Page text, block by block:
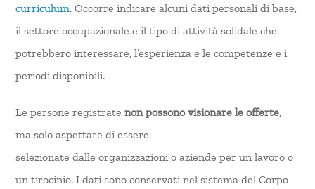
curriculum. Occorre indicare alcuni dati personali di base,
il settore occupazionale e il tipo di attività solidale che
potrebbero interessare, l’esperienza e le competenze e i
periodi disponibili.
Le persone registratenon possono visionare le offerte,
ma solo aspettare di essere
selezionate dalle organizzazioni o aziende per un lavoro o
un tirocinio. I dati sono conservati nel sistema del Corpo